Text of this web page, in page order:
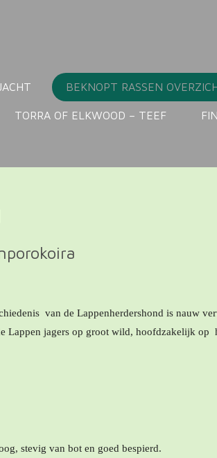
BEKNOPT RASSEN
TORRA OF ELKWOOD – TEEF
van de Lappenherdershond is nauw
Lappen jagers op groot wild, hoofdzakelijk op
stevig van bot en goed bespierd.